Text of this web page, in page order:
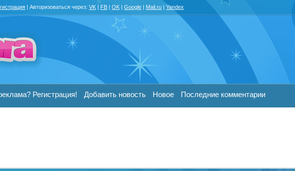
| Авторизоваться через: VK | FB | OK | Google | Mail.ru | Yandex
Регистрация! Добавить новость Новое Последние комментарии